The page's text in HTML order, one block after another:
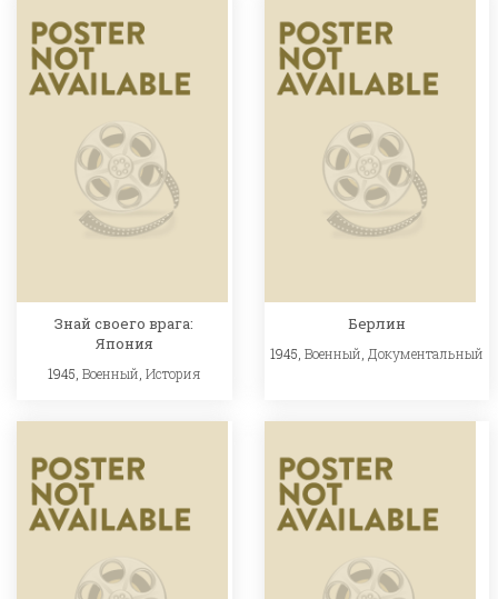
Знай своего врага:
Япония
1945, Военный История
Берлин
1945,Военный Документальный